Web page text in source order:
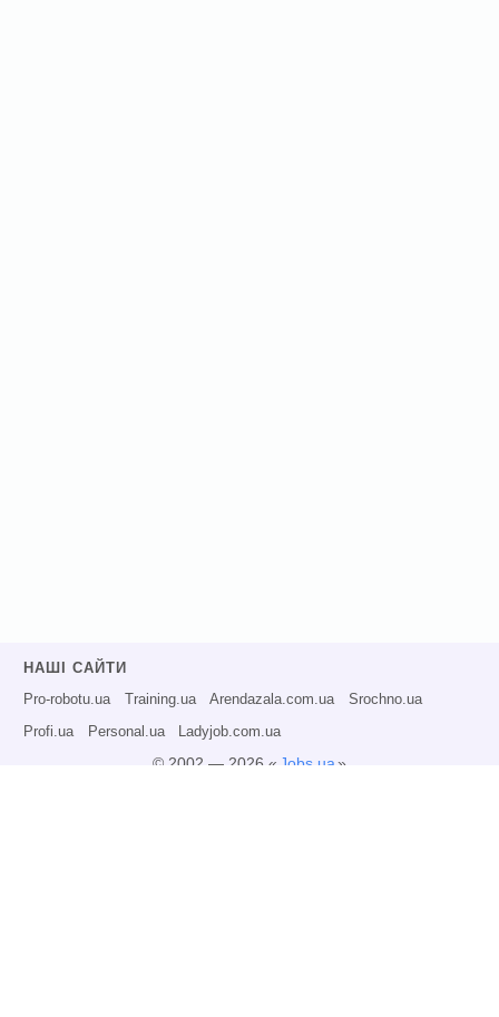
НАШІ САЙТИ
Pro-robotu.ua Training.ua Arendazala.com.ua Srochno.ua
Profi.ua Personal.ua Ladyjob.com.ua
© 2002 — 2026 « Jobs.ua»